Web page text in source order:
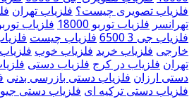
فلزیاب تصویری چیست؟ فلزیاب تهران
تهرانسر فلزیاب توربو 18000 فلزیاب توربو
فلزیاب جی 3 6500
فلزیاب چیست
خارجی فلزیاب خرید فلزیاب خوب
تهران فلزیاب در کرج فلزیاب دستی
دستی ارزان فلزیاب دستی بازرسی بدنی
فلزیاب دستی ترکیه ای فلزیاب دستی